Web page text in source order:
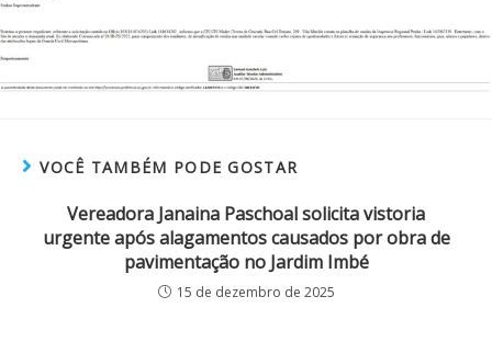
VOCÊ TAMBÉM PODE GOSTAR
Vereadora Janaina Paschoal solicita vistoria
urgente após alagamentos causados por obra de
pavimentação no Jardim Imbé
15 de dezembro de 2025